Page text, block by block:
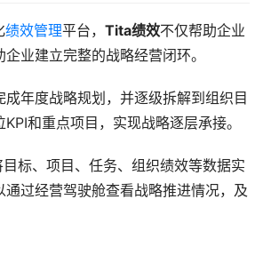
绩效管理平台， Tita绩效不仅帮助企业
业建立完整的战略经营闭环。
年度战略规划，并逐级拆解到组织目
KPI和重点项目，实现战略逐层承接。
标、项目、任务、组织绩效等数据实
通过经营驾驶舱查看战略推进情况，及